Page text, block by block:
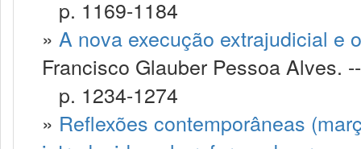
p. 1169-1184
» A nova execução extrajudicial e
Francisco Glauber Pessoa Alves. --
p. 1234-1274
» Reflexões contemporâneas